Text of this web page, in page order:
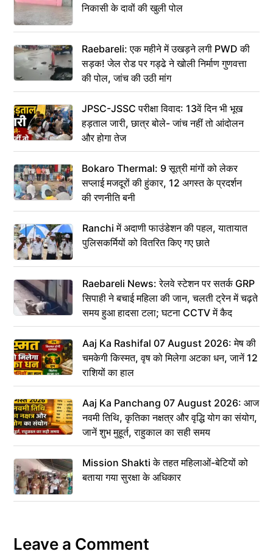
निकासी के दावों की खुली पोल
Raebareli: एक महीने में उखड़ने लगी PWD की
सड़क! जेल रोड पर गड्ढे ने खोली निर्माण गुणवत्ता
की पोल, जांच की उठी मांग
JPSC-JSSC परीक्षा विवाद: 13वें दिन भी भूख
हड़ताल जारी, छात्र बोले- जांच नहीं तो आंदोलन
और होगा तेज
Bokaro Thermal: 9 सूत्री मांगों को लेकर
सप्लाई मजदूरों की हुंकार, 12 अगस्त के प्रदर्शन
की रणनीति बनी
Ranchi में अदाणी फाउंडेशन की पहल, यातायात
पुलिसकर्मियों को वितरित किए गए छाते
Raebareli News: रेलवे स्टेशन पर सतर्क GRP
सिपाही ने बचाई महिला की जान, चलती ट्रेन में चढ़ते
समय हुआ हादसा टला; घटना CCTV में कैद
Aaj Ka Rashifal 07 August 2026: मेष की
चमकेगी किस्मत, वृष को मिलेगा अटका धन, जानें 12
राशियों का हाल
Aaj Ka Panchang 07 August 2026: आज
नवमी तिथि, कृतिका नक्षत्र और वृद्धि योग का संयोग,
जानें शुभ मुहूर्त, राहुकाल का सही समय
Mission Shakti के तहत महिलाओं-बेटियों को
बताया गया सुरक्षा के अधिकार
Leave a Comment